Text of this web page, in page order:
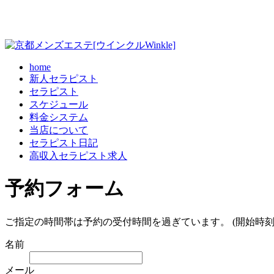
home
新人セラピスト
セラピスト
スケジュール
料金システム
当店について
セラピスト日記
高収入セラピスト求人
予約フォーム
ご指定の時間帯は予約の受付時間を過ぎています。 (開始時
名前
メール